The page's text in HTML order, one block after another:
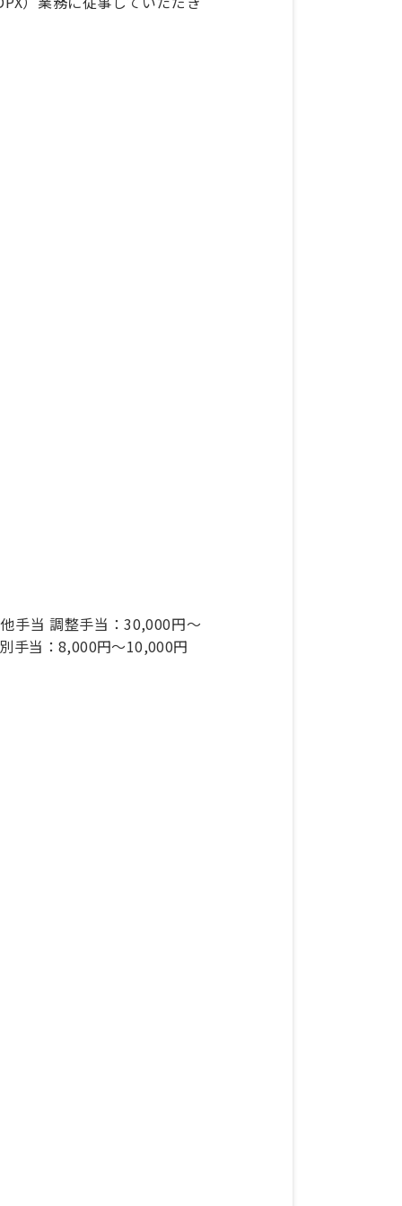
手当 調整手当：30,000円～
手当：8,000円～10,000円